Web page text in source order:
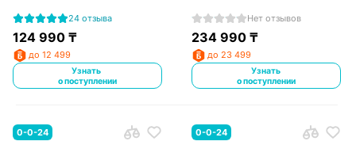
24 отзыва
124 990₸
до 12 499
Узнать
о поступлении
Нет отзывов
234 990 ₸
до 23 499
Узнать
о поступлении
0-0-24 0-0-24